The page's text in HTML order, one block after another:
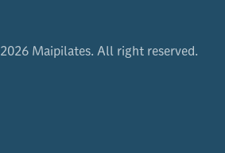
2026 Maipilates. All right reserved.